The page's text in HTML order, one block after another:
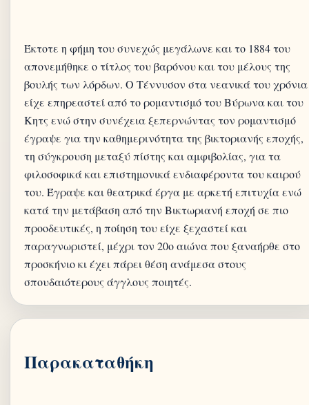
Έκτοτε η φήμη του συνεχώς μεγάλωνε και το 1884 του
απονεμήθηκε ο τίτλος του βαρόνου και του μέλους της
βουλής των λόρδων. Ο Τέννυσον στα νεανικά του χρόνια
είχε επηρεαστεί από το ρομαντισμό του Βύρωνα και του
Κητς ενώ στην συνέχεια ξεπερνώντας τον ρομαντισμό
έγραψε για την καθημερινότητα της βικτοριανής εποχής,
τη σύγκρουση μεταξύ πίστης και αμφιβολίας, για τα
φιλοσοφικά και επιστημονικά ενδιαφέροντα του καιρού
του. Έγραψε και θεατρικά έργα με αρκετή επιτυχία ενώ
κατά την μετάβαση από την Βικτωριανή εποχή σε πιο
προοδευτικές, η ποίηση του είχε ξεχαστεί και
παραγνωριστεί, μέχρι τον 20ο αιώνα που ξαναήρθε στο
προσκήνιο κι έχει πάρει θέση ανάμεσα στους
Παρακαταθήκη